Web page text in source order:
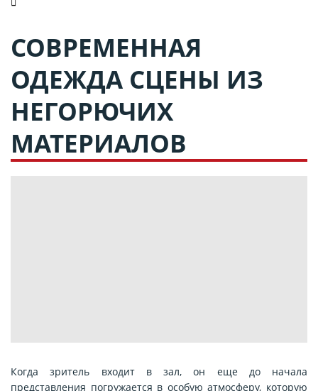
СОВРЕМЕННАЯ
ОДЕЖДА СЦЕНЫ ИЗ
НЕГОРЮЧИХ
МАТЕРИАЛОВ
Когда зритель входит в зал, он еще до начала
представления погружается в особую атмосферу, которую